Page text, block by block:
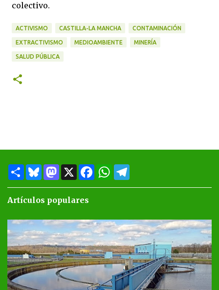
colectivo.
ACTIVISMO CASTILLA-LA MANCHA CONTAMINACIÓN
EXTRACTIVISMO MEDIOAMBIENTE MINERÍA
SALUD PÚBLICA
S
e
B
s
M
o
d
n
X
k
W
p
m
Artículos populares